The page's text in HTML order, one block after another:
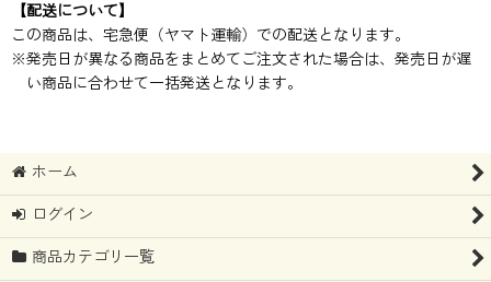
【配送について】
この商品は、宅急便（ヤマト運輸）での配送となります。
※発売日が異なる商品をまとめてご注文された場合は、発売日が遅
い商品に合わせて一括発送となります。
ホーム
ログイン
商品カテゴリ一覧